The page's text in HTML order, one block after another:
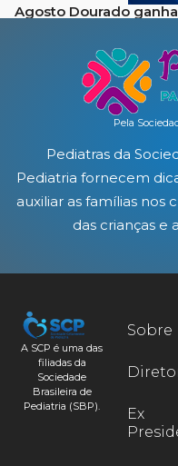
Agosto Dourado
Pela
Pediatras da
Pediatria fornecem
auxiliar as famílias nos
das crianças e
A SCP é uma das
filiadas da
Sociedade
Brasileira de
Pediatria (SBP).
Sobre
Ex